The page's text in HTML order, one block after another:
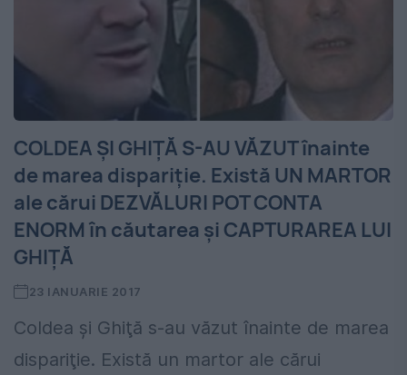
COLDEA ŞI GHIŢĂ S-AU VĂZUT înainte
de marea dispariţie. Există UN MARTOR
ale cărui DEZVĂLURI POT CONTA
ENORM în căutarea şi CAPTURAREA LUI
GHIŢĂ
23 IANUARIE 2017
Coldea şi Ghiţă s-au văzut înainte de marea
dispariţie. Există un martor ale cărui